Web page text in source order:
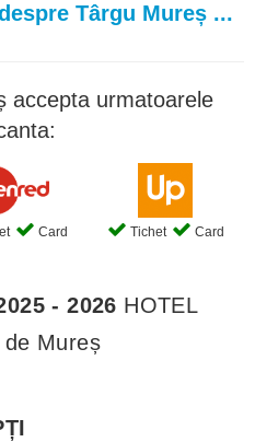
Târgu Mureș ...
accepta urmatoarele
Card Tichet Card
- 2026 HOTEL
de Mureș